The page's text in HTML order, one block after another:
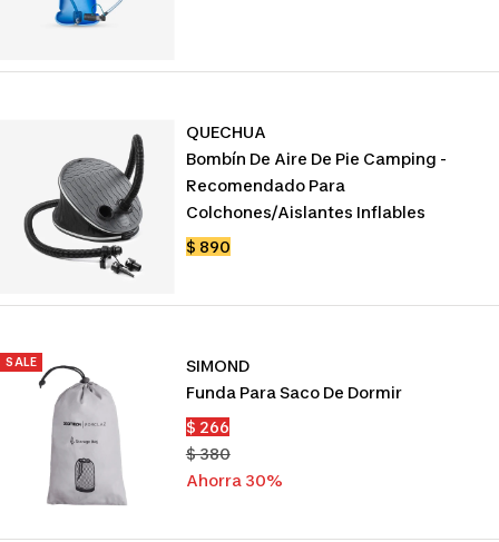
QUECHUA
Bombín De Aire De Pie Camping -
Recomendado Para
Colchones/aislantes Inflables
Precio
$ 890
SALE
SIMOND
Funda Para Saco De Dormir
Precio
de
venta
$ 266
Precio
normal
$ 380
Ahorra 30%